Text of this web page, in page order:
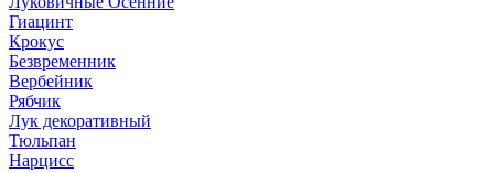
Гиацинт
Крокус
Безвременник
Вербейник
Рябчик
Лук декоративный
Тюльпан
Нарцисс